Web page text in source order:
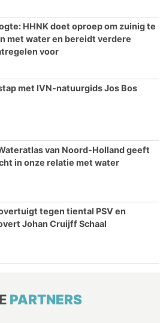
HHNK doet oproep om zuinig te
met water en bereidt verdere
voor
met IVN-natuurgids Jos Bos
van Noord-Holland geeft
in onze relatie met water
tegen tiental PSV en
Johan Cruijff Schaal
PARTNERS